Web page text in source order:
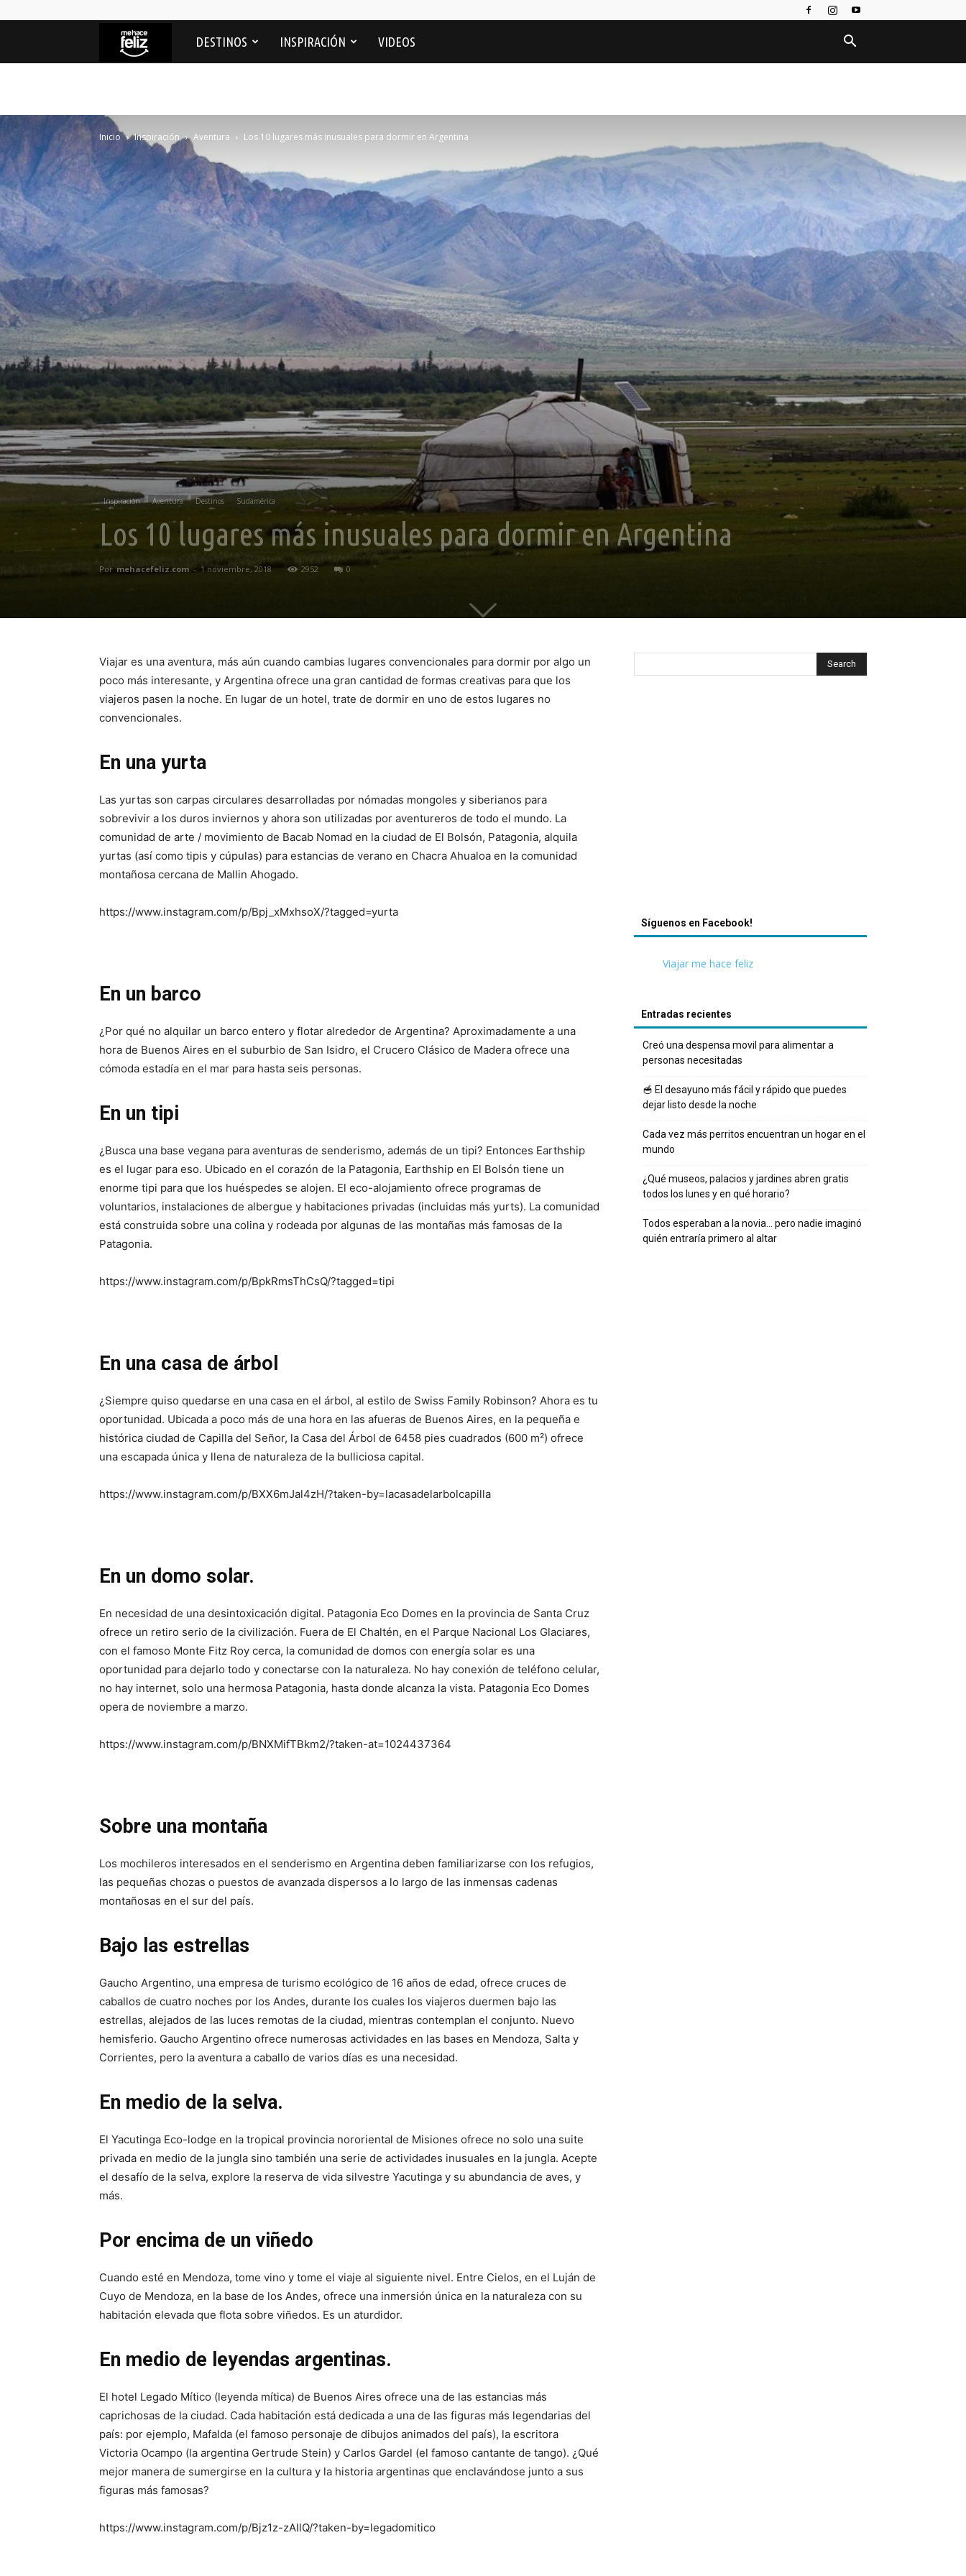
MeDESTINOS INSPIRACIÓN VIDEOS
Inicio Inspiración Aventura Los 10 lugares más inusuales para dormir en Argentina
Inspiración Aventura Destinos Sudamérica
Los 10 lugares más inusuales para dormir en Argentina
Por mehacefeliz.com - 1 noviembre, 2018 2952 0
Viajar es una aventura, más aún cuando cambias lugares convencionales para dormir por algo un
poco más interesante, y Argentina ofrece una gran cantidad de formas creativas para que los
viajeros pasen la noche. En lugar de un hotel, trate de dormir en uno de estos lugares no
convencionales.
En una yurta
Las yurtas son carpas circulares desarrolladas por nómadas mongoles y siberianos para
sobrevivir a los duros inviernos y ahora son utilizadas por aventureros de todo el mundo. La
comunidad de arte / movimiento de Bacab Nomad en la ciudad de El Bolsón, Patagonia, alquila
yurtas (así como tipis y cúpulas) para estancias de verano en Chacra Ahualoa en la comunidad
montañosa cercana de Mallin Ahogado.
https://www.instagram.com/p/Bpj_xMxhsoX/?tagged=yurta
En un barco
¿Por qué no alquilar un barco entero y flotar alrededor de Argentina? Aproximadamente a una
hora de Buenos Aires en el suburbio de San Isidro, el Crucero Clásico de Madera ofrece una
cómoda estadía en el mar para hasta seis personas.
En un tipi
¿Busca una base vegana para aventuras de senderismo, además de un tipi? Entonces Earthship
es el lugar para eso. Ubicado en el corazón de la Patagonia, Earthship en El Bolsón tiene un
enorme tipi para que los huéspedes se alojen. El eco-alojamiento ofrece programas de
voluntarios, instalaciones de albergue y habitaciones privadas (incluidas más yurts). La comunidad
está construida sobre una colina y rodeada por algunas de las montañas más famosas de la
Patagonia.
https://www.instagram.com/p/BpkRmsThCsQ/?tagged=tipi
En una casa de árbol
¿Siempre quiso quedarse en una casa en el árbol, al estilo de Swiss Family Robinson? Ahora es tu
oportunidad. Ubicada a poco más de una hora en las afueras de Buenos Aires, en la pequeña e
histórica ciudad de Capilla del Señor, la Casa del Árbol de 6458 pies cuadrados (600 m²) ofrece
una escapada única y llena de naturaleza de la bulliciosa capital.
https://www.instagram.com/p/BXX6mJal4zH/?taken-by=lacasadelarbolcapilla
En un domo solar.
En necesidad de una desintoxicación digital. Patagonia Eco Domes en la provincia de Santa Cruz
ofrece un retiro serio de la civilización. Fuera de El Chaltén, en el Parque Nacional Los Glaciares,
con el famoso Monte Fitz Roy cerca, la comunidad de domos con energía solar es una
oportunidad para dejarlo todo y conectarse con la naturaleza. No hay conexión de teléfono celular,
no hay internet, solo una hermosa Patagonia, hasta donde alcanza la vista. Patagonia Eco Domes
opera de noviembre a marzo.
https://www.instagram.com/p/BNXMifTBkm2/?taken-at=1024437364
Sobre una montaña
Los mochileros interesados ​​en el senderismo en Argentina deben familiarizarse con los refugios,
las pequeñas chozas o puestos de avanzada dispersos a lo largo de las inmensas cadenas
montañosas en el sur del país.
Bajo las estrellas
Gaucho Argentino, una empresa de turismo ecológico de 16 años de edad, ofrece cruces de
caballos de cuatro noches por los Andes, durante los cuales los viajeros duermen bajo las
estrellas, alejados de las luces remotas de la ciudad, mientras contemplan el conjunto. Nuevo
hemisferio. Gaucho Argentino ofrece numerosas actividades en las bases en Mendoza, Salta y
Corrientes, pero la aventura a caballo de varios días es una necesidad.
En medio de la selva.
El Yacutinga Eco-lodge en la tropical provincia nororiental de Misiones ofrece no solo una suite
privada en medio de la jungla sino también una serie de actividades inusuales en la jungla. Acepte
el desafío de la selva, explore la reserva de vida silvestre Yacutinga y su abundancia de aves, y
más.
Por encima de un viñedo
Cuando esté en Mendoza, tome vino y tome el viaje al siguiente nivel. Entre Cielos, en el Luján de
Cuyo de Mendoza, en la base de los Andes, ofrece una inmersión única en la naturaleza con su
habitación elevada que flota sobre viñedos. Es un aturdidor.
En medio de leyendas argentinas.
El hotel Legado Mítico (leyenda mítica) de Buenos Aires ofrece una de las estancias más
caprichosas de la ciudad. Cada habitación está dedicada a una de las figuras más legendarias del
país: por ejemplo, Mafalda (el famoso personaje de dibujos animados del país), la escritora
Victoria Ocampo (la argentina Gertrude Stein) y Carlos Gardel (el famoso cantante de tango). ¿Qué
mejor manera de sumergirse en la cultura y la historia argentinas que enclavándose junto a sus
figuras más famosas?
https://www.instagram.com/p/Bjz1z-zAIlQ/?taken-by=legadomitico
Síguenos en Facebook!
Viajar me hace feliz
Entradas recientes
Creó una despensa movil para alimentar a
personas necesitadas
🥣 El desayuno más fácil y rápido que puedes
dejar listo desde la noche
Cada vez más perritos encuentran un hogar en el
mundo
¿Qué museos, palacios y jardines abren gratis
todos los lunes y en qué horario?
Todos esperaban a la novia… pero nadie imaginó
quién entraría primero al altar